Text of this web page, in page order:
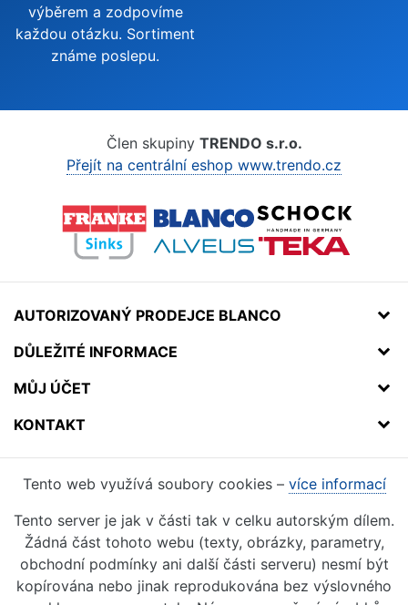
výběrem a zodpovíme
každou otázku. Sortiment
známe poslepu.
Člen skupiny TRENDO s.r.o.
Přejít na centrální eshop www.trendo.cz
AUTORIZOVANÝ PRODEJCE BLANCO
DŮLEŽITÉ INFORMACE
MŮJ ÚČET
KONTAKT
Tento web využívá soubory cookies – více informací
Tento server je jak v části tak v celku autorským dílem.
Žádná část tohoto webu (texty, obrázky, parametry,
obchodní podmínky ani další části serveru) nesmí být
kopírována nebo jinak reprodukována bez výslovného